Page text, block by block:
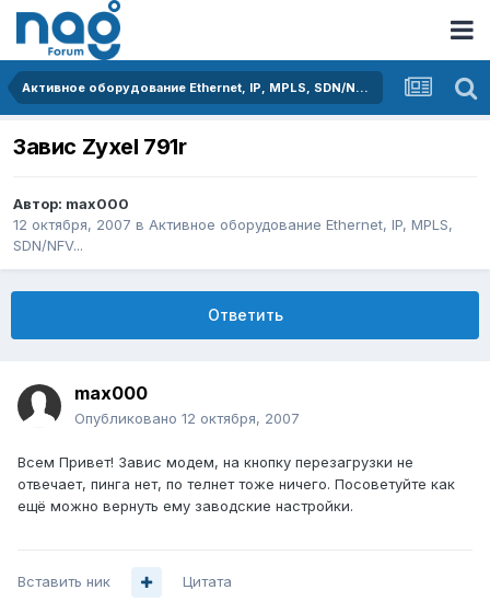
Активное оборудование Ethernet, IP, MPLS, SDN/NFV...
Завис Zyxel 791r
Автор: max000
12 октября, 2007 в Активное оборудование Ethernet, IP, MPLS,
SDN/NFV...
Ответить
max000
Опубликовано 12 октября, 2007
Всем Привет! Завис модем, на кнопку перезагрузки не
отвечает, пинга нет, по телнет тоже ничего. Посоветуйте как
ещё можно вернуть ему заводские настройки.
Вставить ник Цитата